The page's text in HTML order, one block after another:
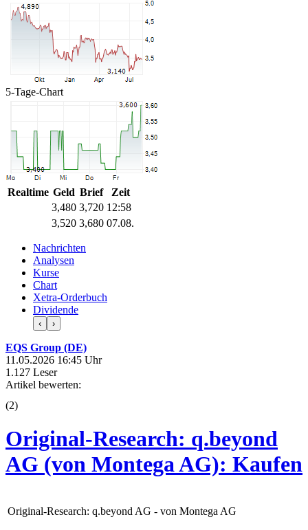
5-Tage-Chart
Realtime Geld Brief
Zeit
3,480 3,720 12:58
3,520 3,680 07.08.
Nachrichten
Analysen
Kurse
Chart
Xetra-Orderbuch
Dividende
‹ ›
EQS Group (DE)
11.05.2026 16:45 Uhr
1.127 Leser
Artikel bewerten:
(2)
Original-Research: q.beyond
AG (von Montega AG): Kaufen
Original-Research: q.beyond AG - von Montega AG